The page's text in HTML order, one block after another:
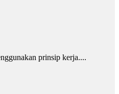
prinsip kerja....